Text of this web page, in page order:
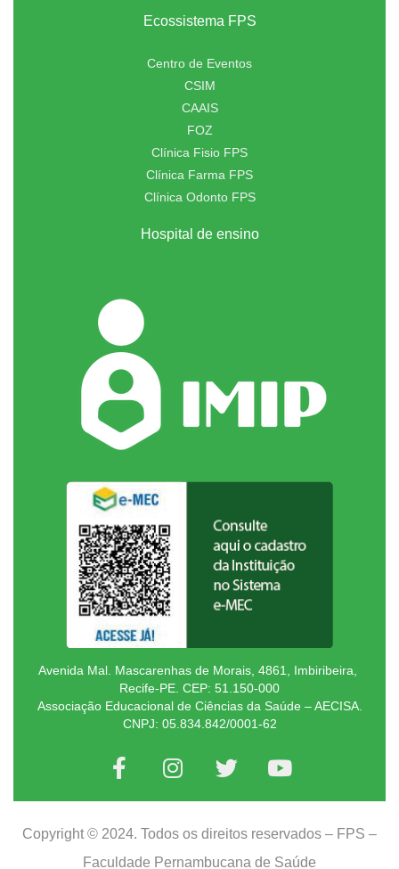
Ecossistema FPS
Centro de Eventos
CSIM
CAAIS
FOZ
Clínica Fisio FPS
Clínica Farma FPS
Clínica Odonto FPS
Hospital de ensino
Avenida Mal. Mascarenhas de Morais, 4861, Imbiribeira,
Recife-PE. CEP: 51.150-000
Associação Educacional de Ciências da Saúde – AECISA.
CNPJ: 05.834.842/0001-62
Copyright © 2024. Todos os direitos reservados – FPS –
Faculdade Pernambucana de Saúde